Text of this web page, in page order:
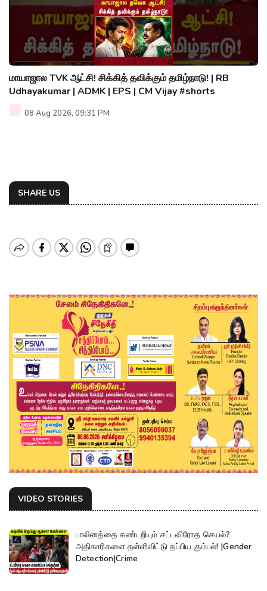
மாயாஜால TVK ஆட்சி! சிக்கித் தவிக்கும் தமிழ்நாடு! | RB
Udhayakumar | ADMK | EPS | CM Vijay #shorts
08 Aug 2026, 09:31 PM
SHARE US
VIDEO STORIES
பாலினத்தை கண்டறியும் சட்டவிரோத செயல்?
அதிகாரிகளை தள்ளிவிட்டு தப்பிய கும்பல்! |Gender
Detection|Crime